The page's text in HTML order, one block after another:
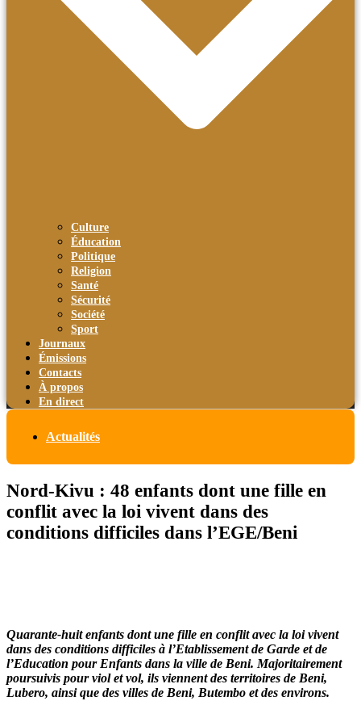
Culture
Éducation
Politique
Religion
Santé
Sécurité
Société
Sport
Journaux
Émissions
Contacts
À propos
En direct
Actualités
Nord-Kivu : 48 enfants dont une fille en
conflit avec la loi vivent dans des
conditions difficiles dans l’EGE/Beni
Quarante-huit enfants dont une fille en conflit avec la loi vivent
dans des conditions difficiles à l’Etablissement de Garde et de
l’Education pour Enfants dans la ville de Beni. Majoritairement
poursuivis pour viol et vol, ils viennent des territoires de Beni,
Lubero, ainsi que des villes de Beni, Butembo et des environs.